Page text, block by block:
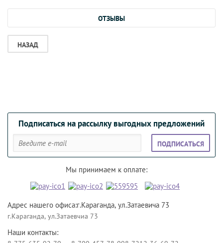
ОТЗЫВЫ
НАЗАД
Подписаться на рассылку выгодных предложений
ПОДПИСАТЬСЯ
Мы принимаем к оплате:
Адрес нашего офиса:г.Караганда, ул.Затаевича 73
г.Караганда, ул.Затаевчиа 73
Наши контакты: